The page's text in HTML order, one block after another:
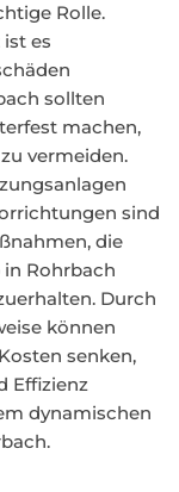
Rolle.
es
sollten
machen,
vermeiden.
sind
die
Rohrbach
Durch
können
senken,
Effizienz
dynamischen